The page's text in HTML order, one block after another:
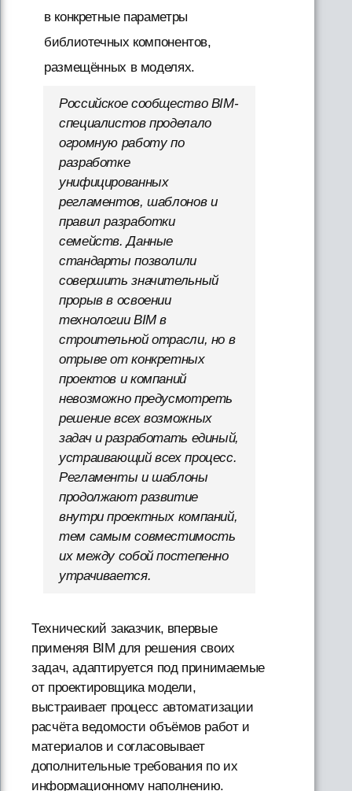
в конкретные параметры
библиотечных компонентов,
размещённых в моделях.
Российское сообщество BIM-
специалистов проделало
огромную работу по
разработке
унифицированных
регламентов, шаблонов и
правил разработки
семейств. Данные
стандарты позволили
совершить значительный
прорыв в освоении
технологии BIM в
строительной отрасли, но в
отрыве от конкретных
проектов и компаний
невозможно предусмотреть
решение всех возможных
задач и разработать единый,
устраивающий всех процесс.
Регламенты и шаблоны
продолжают развитие
внутри проектных компаний,
тем самым совместимость
их между собой постепенно
утрачивается.
Технический заказчик, впервые
применяя BIM для решения своих
задач, адаптируется под принимаемые
от проектировщика модели,
выстраивает процесс автоматизации
расчёта ведомости объёмов работ и
материалов и согласовывает
дополнительные требования по их
информационному наполнению.